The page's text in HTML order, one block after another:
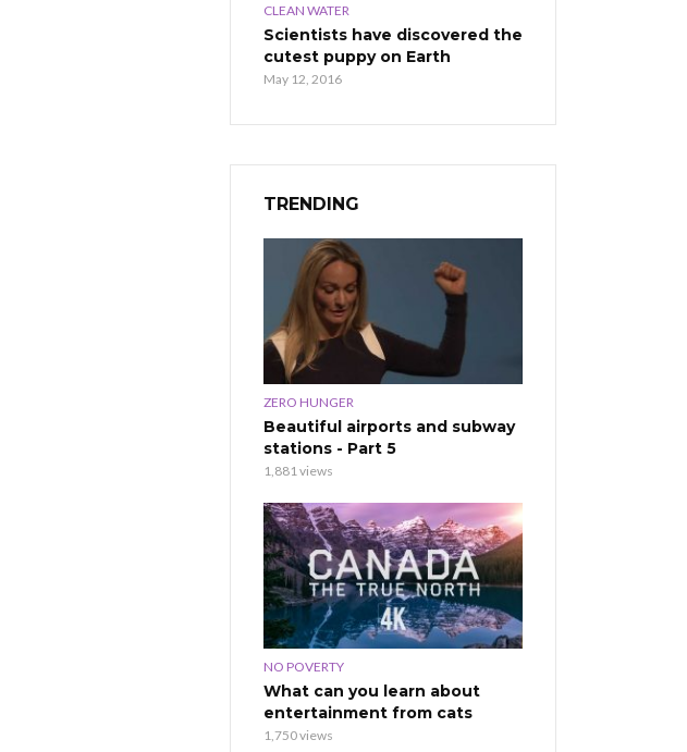
CLEAN WATER
Scientists have discovered the
cutest puppy on Earth
May 12, 2016
TRENDING
ZERO HUNGER
Beautiful airports and subway
stations - Part 5
1,881 views
NO POVERTY
What can you learn about
entertainment from cats
1,750 views